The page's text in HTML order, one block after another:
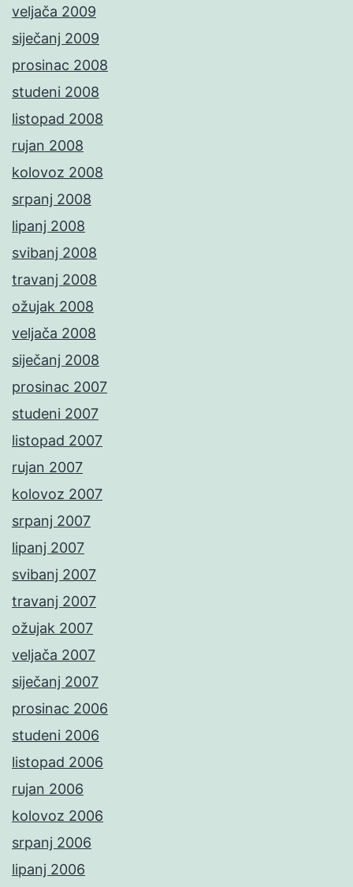
veljača 2009
siječanj 2009
prosinac 2008
studeni 2008
listopad 2008
rujan 2008
kolovoz 2008
srpanj 2008
lipanj 2008
svibanj 2008
travanj 2008
ožujak 2008
veljača 2008
siječanj 2008
prosinac 2007
studeni 2007
listopad 2007
rujan 2007
kolovoz 2007
srpanj 2007
lipanj 2007
svibanj 2007
travanj 2007
ožujak 2007
veljača 2007
siječanj 2007
prosinac 2006
studeni 2006
listopad 2006
rujan 2006
kolovoz 2006
srpanj 2006
lipanj 2006